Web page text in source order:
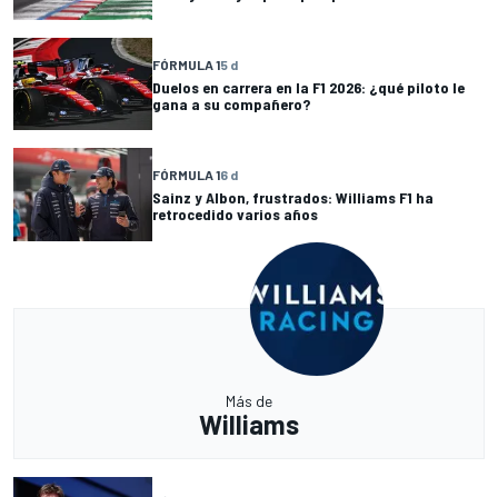
FÓRMULA 15 d
Duelos en carrera en la F1 2026: ¿qué piloto le
gana a su compañero?
FÓRMULA 16 d
Sainz y Albon, frustrados: Williams F1 ha
retrocedido varios años
Más de
Williams